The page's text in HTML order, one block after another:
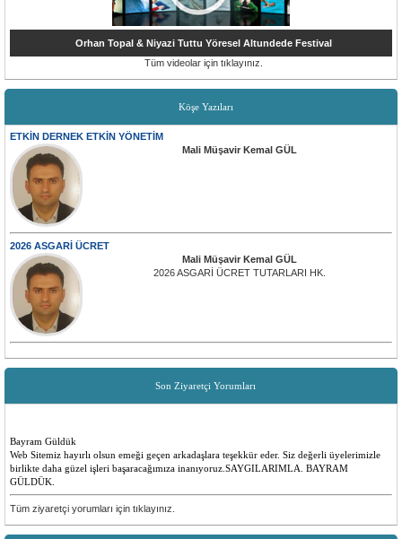
Orhan Topal & Niyazi Tuttu Yöresel Altundede Festival
Tüm videolar için tıklayınız.
Köşe Yazıları
ETKİN DERNEK ETKİN YÖNETİM
Mali Müşavir Kemal GÜL
2026 ASGARİ ÜCRET
Mali Müşavir Kemal GÜL
2026 ASGARİ ÜCRET TUTARLARI HK.
Son Ziyaretçi Yorumları
Bayram Güldük
Web Sitemiz hayırlı olsun emeği geçen arkadaşlara teşekkür eder. Siz değerli üyelerimizle
birlikte daha güzel işleri başaracağımıza inanıyoruz.SAYGILARIMLA. BAYRAM
GÜLDÜK.
Emre ilk
Tüm ziyaretçi yorumları için tıklayınız.